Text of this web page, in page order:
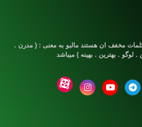
مخفف ان هستند مالبو به معنی : ( مدرن .
. لوگو . بهترین . بهینه ) میباشد